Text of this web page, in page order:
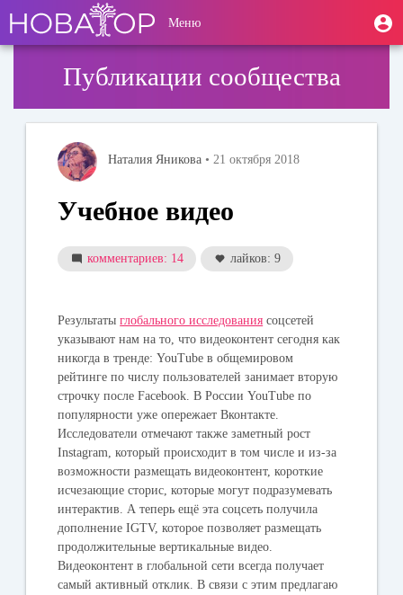
основному
содержанию
User
account
Меню
Публикации сообщества
Наталия Яникова • 21 октября 2018
Учебное видео
комментариев: 14 лайков: 9
Результатыглобального исследования соцсетей
указывают нам на то, что видеоконтент сегодня как
никогда в тренде: YouTube в общемировом
рейтинге по числу пользователей занимает вторую
строчку после Facebook. В России YouTube по
популярности уже опережает Вконтакте.
Исследователи отмечают также заметный рост
Instagram, который происходит в том числе и из-за
возможности размещать видеоконтент, короткие
исчезающие сторис, которые могут подразумевать
интерактив. А теперь ещё эта соцсеть получила
дополнение IGTV, которое позволяет размещать
продолжительные вертикальные видео.
Видеоконтент в глобальной сети всегда получает
самый активный отклик. В связи с этим предлагаю